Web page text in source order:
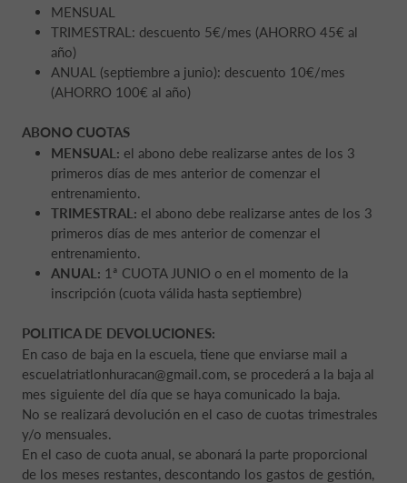
MENSUAL
TRIMESTRAL: descuento 5€/mes (AHORRO 45€ al
año)
ANUAL (septiembre a junio): descuento 10€/mes
(AHORRO 100€ al año)
ABONO CUOTAS
MENSUAL: el abono debe realizarse antes de los 3
primeros días de mes anterior de comenzar el
entrenamiento.
TRIMESTRAL: el abono debe realizarse antes de los 3
primeros días de mes anterior de comenzar el
entrenamiento.
ANUAL: 1ª CUOTA JUNIO o en el momento de la
inscripción (cuota válida hasta septiembre)
POLITICA DE DEVOLUCIONES:
En caso de baja en la escuela, tiene que enviarse mail a
escuelatriatlonhuracan@gmail.com, se procederá a la baja al
mes siguiente del día que se haya comunicado la baja.
No se realizará devolución en el caso de cuotas trimestrales
y/o mensuales.
En el caso de cuota anual, se abonará la parte proporcional
de los meses restantes, descontando los gastos de gestión,